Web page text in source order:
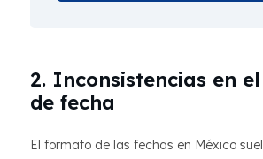
2. Inconsistencias en
de fecha
El formato de las fechas en México